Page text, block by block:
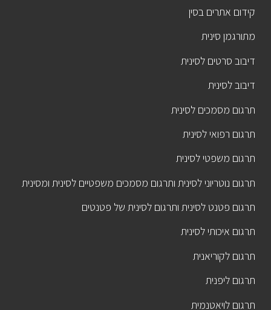
קידום אתרים בסין
מתורגמן סינית
דיבוב סרטים לסינית
דיבוב לסינית
תרגום מסמכים לסינית
תרגום רפואי לסינית
תרגום משפטי לסינית
תרגום נוטריוני לסינית ותרגום מסמכים משפטיים לסינית ומסינית
תרגום פטנט לסינית ותרגום לסינית של פטנטים
תרגום איכותי לסינית
תרגום לקוריאנית
תרגום ליפנית
תרגום לויאטנמית